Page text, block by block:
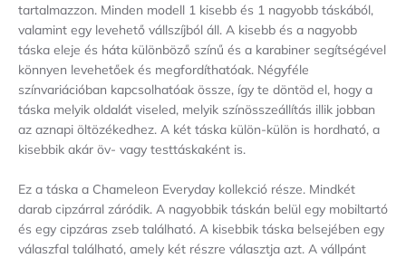
tartalmazzon. Minden modell 1 kisebb és 1 nagyobb táskából,
valamint egy levehető vállszíjból áll. A kisebb és a nagyobb
táska eleje és háta különböző színű és a karabiner segítségével
könnyen levehetőek és megfordíthatóak. Négyféle
színvariációban kapcsolhatóak össze, így te döntöd el, hogy a
táska melyik oldalát viseled, melyik színösszeállítás illik jobban
az aznapi öltözékedhez. A két táska külön-külön is hordható, a
kisebbik akár öv- vagy testtáskaként is.
Ez a táska a Chameleon Everyday kollekció része. Mindkét
darab cipzárral záródik. A nagyobbik táskán belül egy mobiltartó
és egy cipzáras zseb található. A kisebbik táska belsejében egy
válaszfal található, amely két részre választja azt. A vállpánt